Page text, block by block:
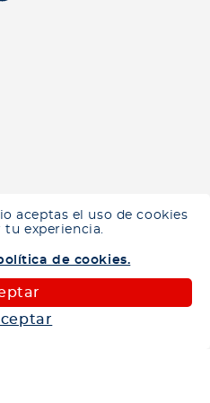
aceptas el uso de cookies
tu experiencia.
de cookies.